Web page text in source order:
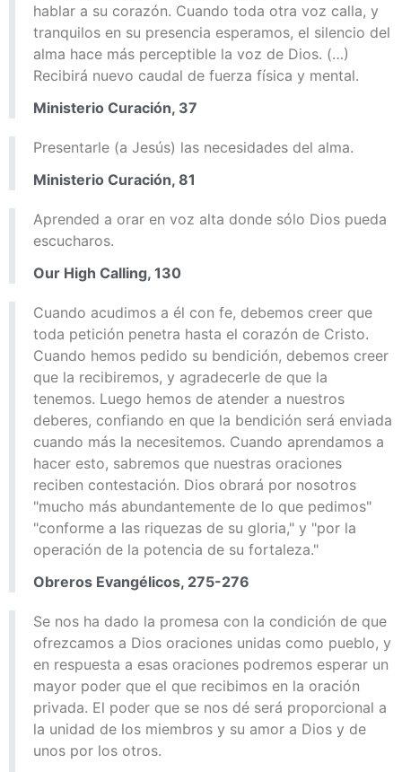
hablar a su corazón. Cuando toda otra voz calla, y
tranquilos en su presencia esperamos, el silencio del
alma hace más perceptible la voz de Dios. (…)
Recibirá nuevo caudal de fuerza física y mental.
Ministerio Curación, 37
Presentarle (a Jesús) las necesidades del alma.
Ministerio Curación, 81
Aprended a orar en voz alta donde sólo Dios pueda
escucharos.
Our High Calling, 130
Cuando acudimos a él con fe, debemos creer que
toda petición penetra hasta el corazón de Cristo.
Cuando hemos pedido su bendición, debemos creer
que la recibiremos, y agradecerle de que la
tenemos. Luego hemos de atender a nuestros
deberes, confiando en que la bendición será enviada
cuando más la necesitemos. Cuando aprendamos a
hacer esto, sabremos que nuestras oraciones
reciben contestación. Dios obrará por nosotros
"mucho más abundantemente de lo que pedimos"
"conforme a las riquezas de su gloria," y "por la
operación de la potencia de su fortaleza."
Obreros Evangélicos, 275-276
Se nos ha dado la promesa con la condición de que
ofrezcamos a Dios oraciones unidas como pueblo, y
en respuesta a esas oraciones podremos esperar un
mayor poder que el que recibimos en la oración
privada. El poder que se nos dé será proporcional a
la unidad de los miembros y su amor a Dios y de
unos por los otros.